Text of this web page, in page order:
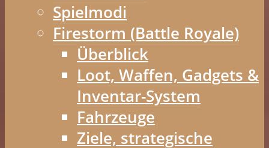
Spielmodi
Firestorm (Battle Royale)
Überblick
Loot, Waffen, Gadgets &
Inventar-System
Fahrzeuge
Ziele, strategische